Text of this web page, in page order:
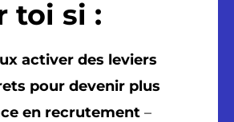
toi si :
activer des leviers
pour devenir plus
en recrutement –